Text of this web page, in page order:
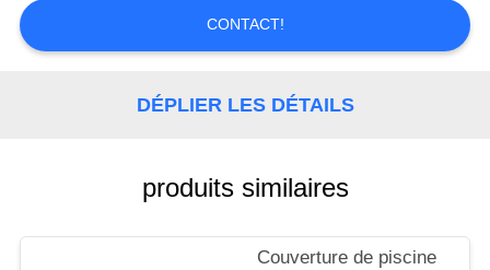
DU
SITE
CONTACT!
DÉPLIER LES DÉTAILS
produits similaires
Couverture de piscine